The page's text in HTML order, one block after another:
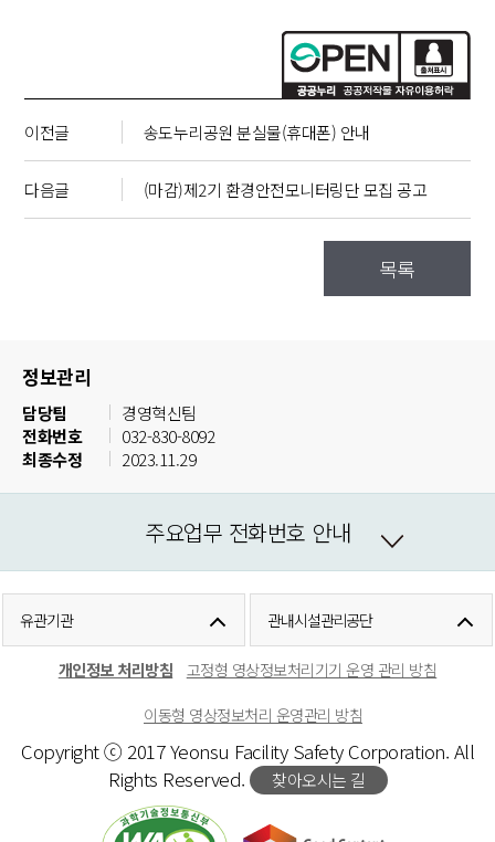
이전글 송도누리공원 분실물(휴대폰) 안내
다음글 (마감)제2기 환경안전모니터링단 모집 공고
목록
정보관리
담당팀
경영혁신팀
전화번호
032-830-8092
최종수정
2023.11.29
주요업무 전화번호 안내
유관기관 관내시설관리공단
개인정보 처리방침
고정형 영상정보처리기기 운영 관리 방침
이동형 영상정보처리 운영관리 방침
Copyright ⓒ 2017 Yeonsu Facility Safety Corporation. All
Rights Reserved.
찾아오시는 길